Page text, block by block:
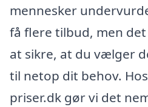
mennesker
få flere tilbud, men
at sikre, at du vælger
til netop dit behov.
priser.dk gør vi det